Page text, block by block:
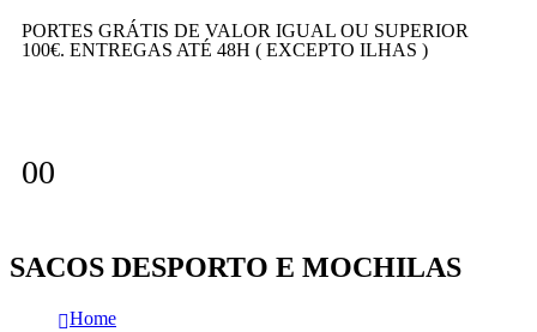
PORTES GRÁTIS DE VALOR IGUAL OU SUPERIOR
100€. ENTREGAS ATÉ 48H ( EXCEPTO ILHAS )
00
SACOS DESPORTO E MOCHILAS
Home